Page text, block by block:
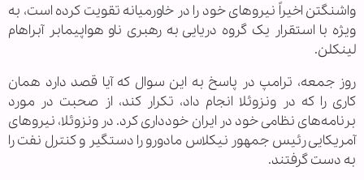
واشنگتن اخیراً نیروهای خود را در خاورمیانه تقویت کرده است، به
ویژه با استقرار یک گروه دریایی به رهبری ناو هواپیمابر آبراهام
لینکلن.
روز جمعه، ترامپ در پاسخ به این سوال که آیا قصد دارد همان
کاری را که در ونزوئلا انجام داد، تکرار کند، از صحبت در مورد
برنامه‌های نظامی خود در ایران خودداری کرد. در ونزوئلا، نیروهای
آمریکایی رئیس جمهور نیکلاس مادورو را دستگیر و کنترل نفت را
به دست گرفتند.